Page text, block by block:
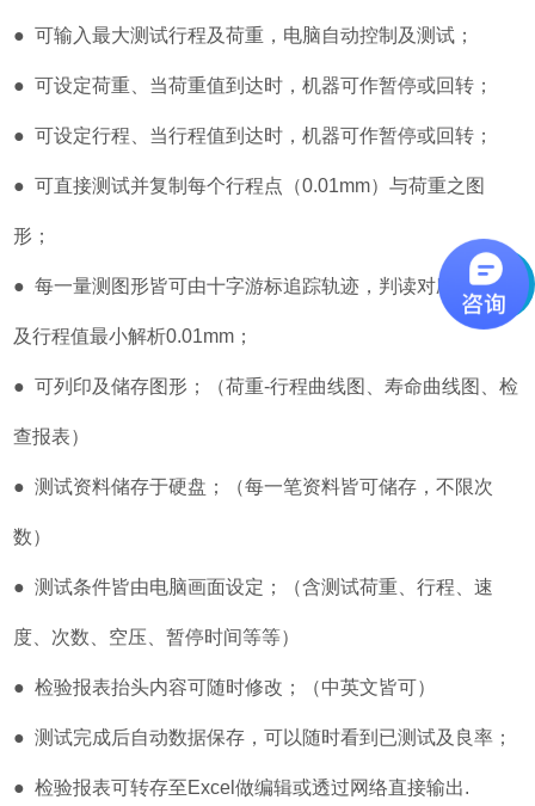
● 可输入最大测试行程及荷重，电脑自动控制及测试；
● 可设定荷重、当荷重值到达时，机器可作暂停或回转；
● 可设定行程、当行程值到达时，机器可作暂停或回转；
● 可直接测试并复制每个行程点（0.01mm）与荷重之图
形；
● 每一量测图形皆可由十字游标追踪轨迹，判读对应之荷重
及行程值最小解析0.01mm；
● 可列印及储存图形；（荷重-行程曲线图、寿命曲线图、检
查报表）
● 测试资料储存于硬盘；（每一笔资料皆可储存，不限次
数）
● 测试条件皆由电脑画面设定；（含测试荷重、行程、速
度、次数、空压、暂停时间等等）
● 检验报表抬头内容可随时修改；（中英文皆可）
● 测试完成后自动数据保存，可以随时看到已测试及良率；
● 检验报表可转存至Excel做编辑或透过网络直接输出.